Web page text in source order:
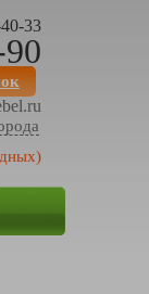
33